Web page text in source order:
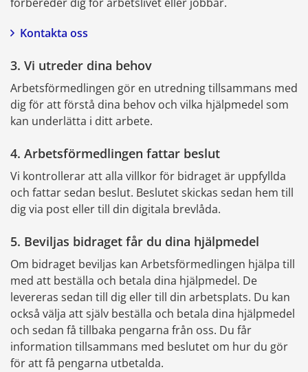
förbereder dig för arbetslivet eller jobbar.
Kontakta oss
3. Vi utreder dina behov
Arbetsförmedlingen gör en utredning tillsammans med
dig för att förstå dina behov och vilka hjälpmedel som
kan underlätta i ditt arbete.
4. Arbetsförmedlingen fattar beslut
Vi kontrollerar att alla villkor för bidraget är uppfyllda
och fattar sedan beslut. Beslutet skickas sedan hem till
dig via post eller till din digitala brevlåda.
5. Beviljas bidraget får du dina hjälpmedel
Om bidraget beviljas kan Arbetsförmedlingen hjälpa till
med att beställa och betala dina hjälpmedel. De
levereras sedan till dig eller till din arbetsplats. Du kan
också välja att själv beställa och betala dina hjälpmedel
och sedan få tillbaka pengarna från oss. Du får
information tillsammans med beslutet om hur du gör
för att få pengarna utbetalda.